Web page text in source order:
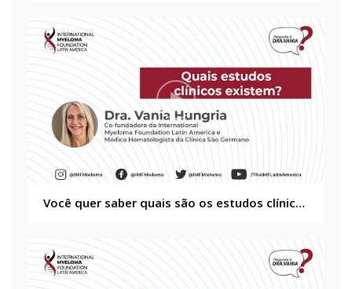
Você quer saber quais são os estudos clínicos que existem para os pacientes de mieloma múltiplo?